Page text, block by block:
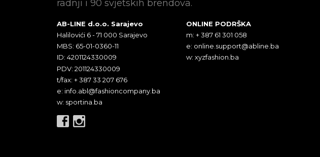
radnji i 90 svjetskih brendova.
AB-LINE d.o.o. Sarajevo
Halilovići 6 - 71 000 Sarajevo
MBS: 65-01-0360-11
ID: 4201124330009
PDV: 201124330009
t/fax: + 387 33 207 676
e: info.abl@fashioncompany.ba
w: sportina.ba
ONLINE PODRŠKA
m: + 387 61 301 058
e: online.support@abline.ba
w: xyzfashion.ba